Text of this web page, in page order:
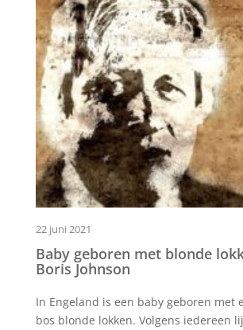
22 juni 2021
Baby geboren met blonde
Boris Johnson
In Engeland is een baby geboren met
bos blonde lokken. Volgens iedereen